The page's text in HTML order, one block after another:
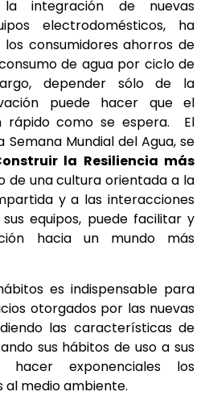
integración de nuevas
electrodomésticos, ha
consumidores ahorros de
de agua por ciclo de
depender sólo de la
puede hacer que el
rápido como se espera. El
Semana Mundial del Agua, se
la Resiliencia más
de una cultura orientada a la
y a las interacciones
equipos, puede facilitar y
hacia un mundo más
es indispensable para
otorgados por las nuevas
las características de
sus hábitos de uso a sus
hacer exponenciales los
medio ambiente.